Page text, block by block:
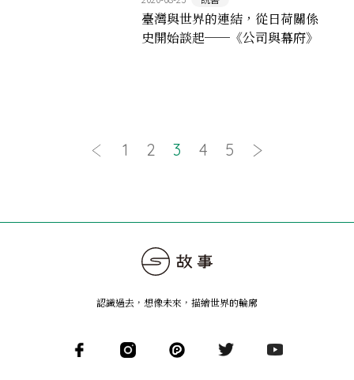
臺灣與世界的連結，從日荷關係
史開始談起──《公司與幕府》
1 2 3 4 5
認識過去，想像未來 ， 描繪世界的輪廓